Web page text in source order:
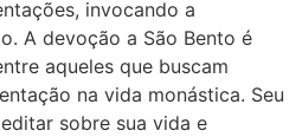
invocando a
A devoção a São Bento é
aqueles que buscam
na vida monástica. Seu
sobre sua vida e